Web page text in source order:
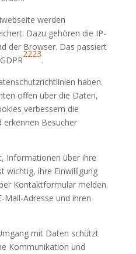
werden
Dazu gehören die IP-
der Browser. Das passiert
2223
.
haben.
offen über die Daten,
verbessern die
erkennen Besucher
Informationen über ihre
wichtig, ihre Einwilligung
Kontaktformular melden.
Mail-Adresse und ihren
mit Daten schützt
Kommunikation und